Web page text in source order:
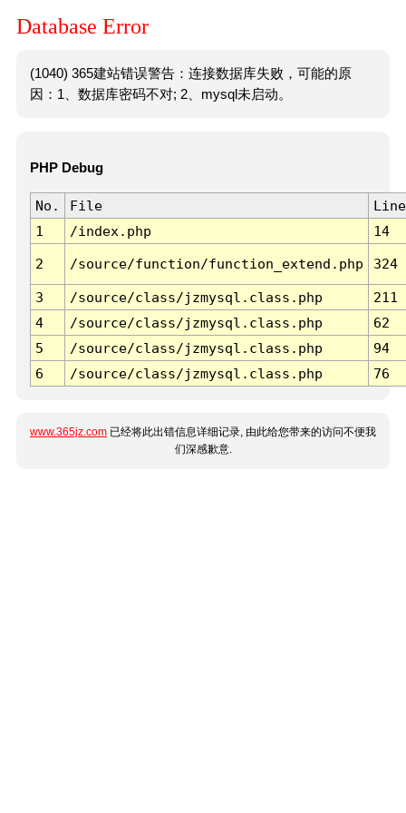
Database Error
(1040) 365建站错误警告：连接数据库失败，可能的原
因：1、数据库密码不对; 2、mysql未启动。
PHP Debug
No. File
Line
1
/index.php 14
2 /source/function/function_extend.php 324
3 /source/class/jzmysql.class.php
211
4
/source/class/jzmysql.class.php
62
5
/source/class/jzmysql.class.php
94
6
/source/class/jzmysql.class.php 76
www.365jz.com 已经将此出错信息详细记录, 由此给您带来的访问不便我
们深感歉意.